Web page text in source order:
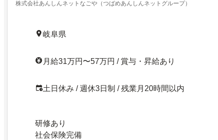
株式会社あんしんネットなごや（つばめあんしんネットグループ）
岐阜県
月給31万円〜57万円 / 賞与・昇給あり
土日休み / 週休3日制 / 残業月20時間以内
研修あり
社会保険完備